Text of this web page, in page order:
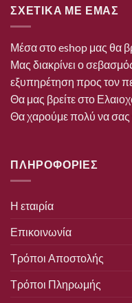
ΣΧΕΤΙΚΑ ΜΕ ΕΜΑΣ
Μέσα στο eshop μας θα
Μας διακρίνει ο
εξυπηρέτηση προς τον
Θα μας βρείτε στο
Θα χαρούμε πολύ να σας
ΠΛΗΡΟΦΟΡΙΕΣ
Η εταιρία
Επικοινωνία
Τρόποι Αποστολής
Τρόποι Πληρωμής